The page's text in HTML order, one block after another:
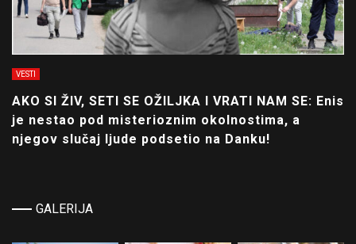
VESTI
AKO SI ŽIV, SETI SE OŽILJKA I VRATI NAM SE: Enis
je nestao pod misterioznim okolnostima, a
njegov slučaj ljude podsetio na Danku!
GALERIJA